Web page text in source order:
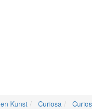
Kunst Curiosa